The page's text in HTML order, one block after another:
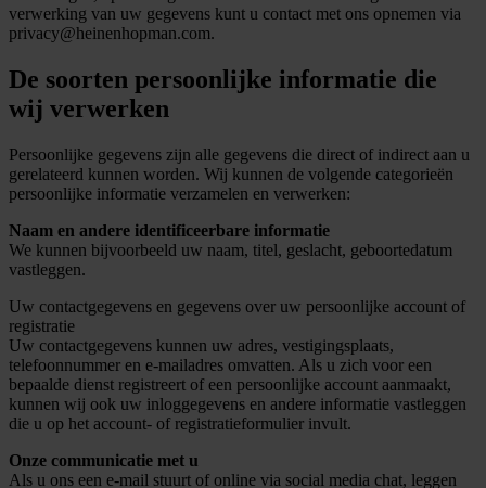
verwerking van uw gegevens kunt u contact met ons opnemen via
privacy@heinenhopman.com.
De soorten persoonlijke informatie die
wij verwerken
Persoonlijke gegevens zijn alle gegevens die direct of indirect aan u
gerelateerd kunnen worden. Wij kunnen de volgende categorieën
persoonlijke informatie verzamelen en verwerken:
Naam en andere identificeerbare informatie
We kunnen bijvoorbeeld uw naam, titel, geslacht, geboortedatum
vastleggen.
Uw contactgegevens en gegevens over uw persoonlijke account of
registratie
Uw contactgegevens kunnen uw adres, vestigingsplaats,
telefoonnummer en e-mailadres omvatten. Als u zich voor een
bepaalde dienst registreert of een persoonlijke account aanmaakt,
kunnen wij ook uw inloggegevens en andere informatie vastleggen
die u op het account- of registratieformulier invult.
Onze communicatie met u
Als u ons een e-mail stuurt of online via social media chat, leggen